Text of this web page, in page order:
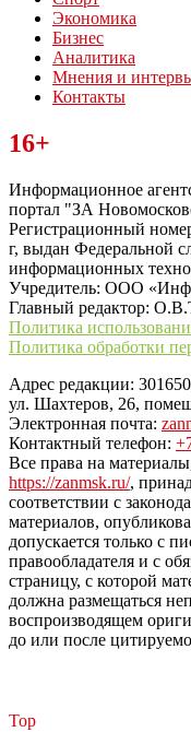
Экономика
Бизнес
Аналитика
Мнения и
Контакты
Читайте последние
“ЗаНовомосковск”
16+
Информационное
портал "ЗА
Регистрационный
г, выдан Федеральной
информационных
Учредитель: ООО
Главный редактор:
Политика
Политика обработки
Адрес редакции:
ул. Шахтеров, 26,
Электронная почта:
Контактный телефон:
Все права на
https://zanmsk.ru/,
соответствии с
материалов,
допускается только с
правообладателя и с
страницу, с которой
должна размещаться
воспроизводящем
до или после
Top